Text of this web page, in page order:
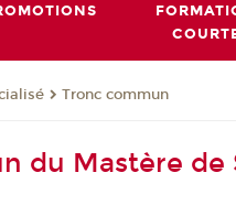
Tronc commun
du Mastère de